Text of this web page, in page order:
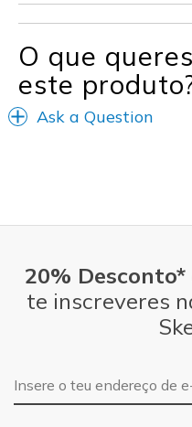
Travel
Width
Feels
Sizing
Feels
View On Shoes
I'm Into
O que
este
Ask a Question
20% Desconto*
te inscreveres
Endereço de e-mail